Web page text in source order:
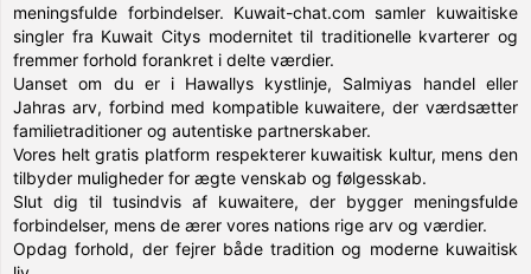
meningsfulde forbindelser. Kuwait-chat.com samler kuwaitiske
singler fra Kuwait Citys modernitet til traditionelle kvarterer og
fremmer forhold forankret i delte værdier.
Uanset om du er i Hawallys kystlinje, Salmiyas handel eller
Jahras arv, forbind med kompatible kuwaitere, der værdsætter
familietraditioner og autentiske partnerskaber.
Vores helt gratis platform respekterer kuwaitisk kultur, mens den
tilbyder muligheder for ægte venskab og følgesskab.
Slut dig til tusindvis af kuwaitere, der bygger meningsfulde
forbindelser, mens de ærer vores nations rige arv og værdier.
Opdag forhold, der fejrer både tradition og moderne kuwaitisk